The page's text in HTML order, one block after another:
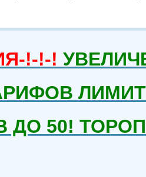
!-!-!
ДО 50!